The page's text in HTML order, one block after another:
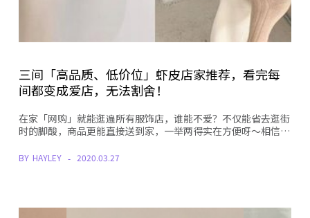
三间「高品质、低价位」虾皮店家推荐，看完每
间都变成爱店，无法割舍！
在家「网购」就能逛遍所有服饰店，谁能不爱？不仅能省去逛街
时的脚酸，商品更能直接送到家，一举两得实在方便呀～相信…
BY HAYLEY 2020.03.27